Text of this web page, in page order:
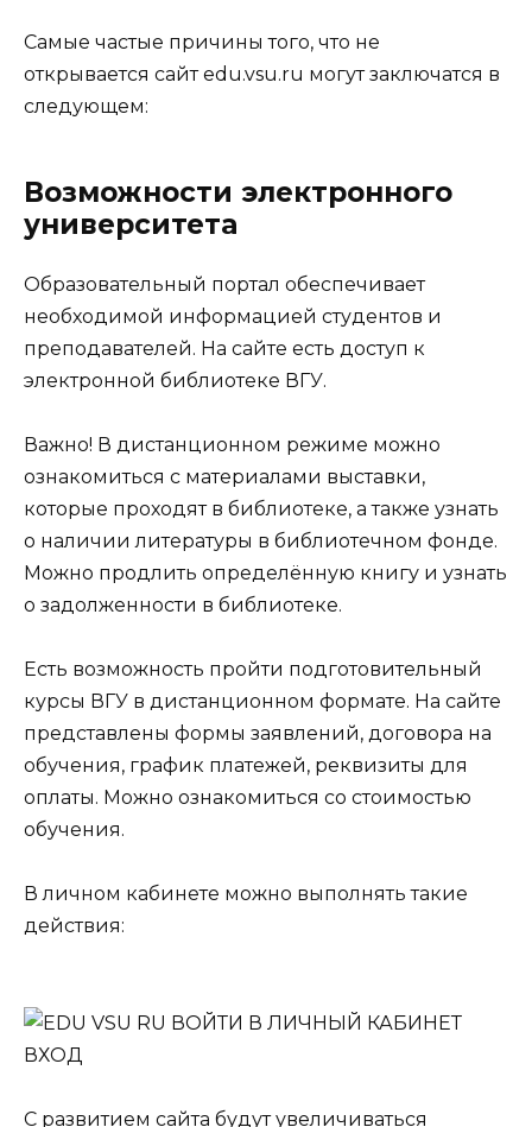
Самые частые причины того, что не
открывается сайт edu.vsu.ru могут заключатся в
следующем:
Возможности электронного
университета
Образовательный портал обеспечивает
необходимой информацией студентов и
преподавателей. На сайте есть доступ к
электронной библиотеке ВГУ.
Важно! В дистанционном режиме можно
ознакомиться с материалами выставки,
которые проходят в библиотеке, а также узнать
о наличии литературы в библиотечном фонде.
Можно продлить определённую книгу и узнать
о задолженности в библиотеке.
Есть возможность пройти подготовительный
курсы ВГУ в дистанционном формате. На сайте
представлены формы заявлений, договора на
обучения, график платежей, реквизиты для
оплаты. Можно ознакомиться со стоимостью
обучения.
В личном кабинете можно выполнять такие
действия:
С развитием сайта будут увеличиваться